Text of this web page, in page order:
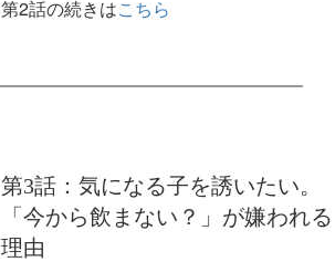
第2話の続きはこちら
第3話：気になる子を誘いたい。
「今から飲まない？」が嫌われる
理由